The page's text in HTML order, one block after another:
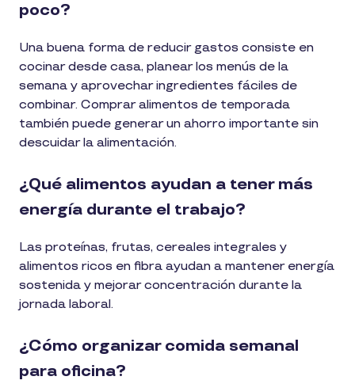
poco?
Una buena forma de reducir gastos consiste en
cocinar desde casa, planear los menús de la
semana y aprovechar ingredientes fáciles de
combinar. Comprar alimentos de temporada
también puede generar un ahorro importante sin
descuidar la alimentación.
¿Qué alimentos ayudan a tener más
energía durante el trabajo?
Las proteínas, frutas, cereales integrales y
alimentos ricos en fibra ayudan a mantener energía
sostenida y mejorar concentración durante la
jornada laboral.
¿Cómo organizar comida semanal
para oficina?